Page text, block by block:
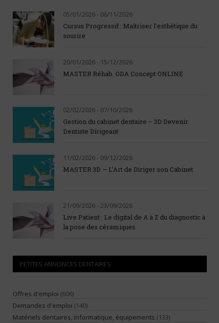
05/01/2026 - 06/11/2026
Cursus Progressif : Maîtriser l’esthétique du
sourire
20/01/2026 - 15/12/2026
MASTER Réhab. ODA Concept ONLINE
02/02/2026 - 07/10/2026
Gestion du cabinet dentaire – 3D Devenir
Dentiste Dirigeant
11/02/2026 - 09/12/2026
MASTER 3D — L’Art de Diriger son Cabinet
21/09/2026 - 23/09/2026
Live Patient : Le digital de A à Z du diagnostic à
la pose des céramiques
PETITES ANNONCES DENTAIRES
Offres d'emploi (606)
Demandes d'emploi (140)
Matériels dentaires, informatique, équipements (133)